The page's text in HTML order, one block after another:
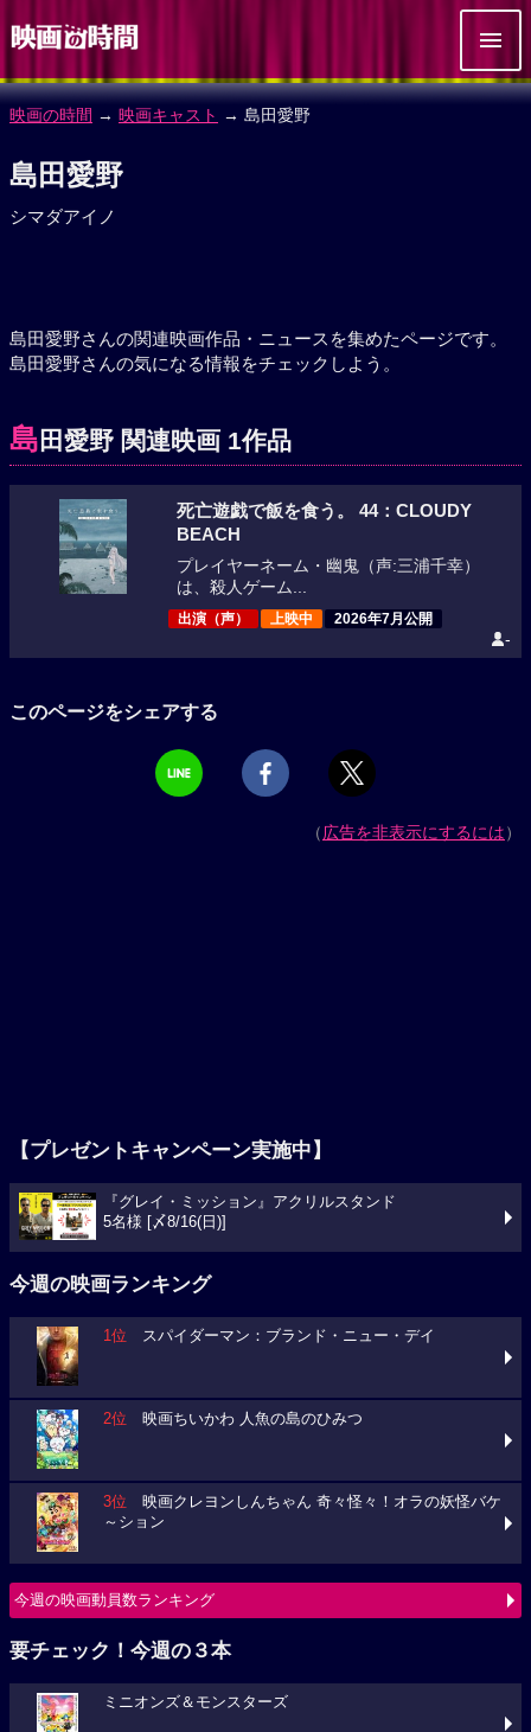
映画の時間 → 映画キャスト → 島田愛野
島田愛野
シマダアイノ
島田愛野さんの関連映画作品・ニュースを集めたページです。
島田愛野さんの気になる情報をチェックしよう。
島 田愛野 関連映画 1作品
死亡遊戯で飯を食う。 44：CLOUDY
BEACH
プレイヤーネーム・幽鬼（声:三浦千幸）
は、殺人ゲーム...
出演（声） 上映中 2026年7月公開
-
このページをシェアする
（広告を非表示にするには）
【プレゼントキャンペーン実施中】
『グレイ・ミッション』アクリルスタンド
5名様 [〆8/16(日)]
今週の映画ランキング
1位 スパイダーマン：ブランド・ニュー・デイ
2位 映画ちいかわ 人魚の島のひみつ
3位 映画クレヨンしんちゃん 奇々怪々！オラの妖怪バケ
～ション
今週の映画動員数ランキング
要チェック！今週の３本
ミニオンズ＆モンスターズ